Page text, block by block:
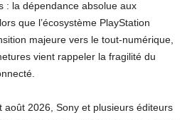
: la dépendance absolue aux
que l’écosystème PlayStation
majeure vers le tout-numérique,
vient rappeler la fragilité du
août 2026, Sony et plusieurs éditeurs